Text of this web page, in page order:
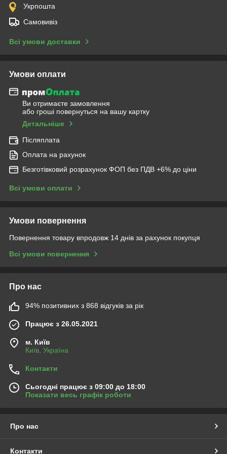
Укрпошта
Самовивіз
Всі умови доставки
Умови оплати
Ви отримаєте замовлення
або гроші повернуться на вашу картку
Детальніше
Післяплата
Оплата на рахунок
Безготівковий розрахунок ФОП без ПДВ +6% до ціни
Всі умови оплати
Умови повернення
Повернення товару впродовж 14 днів за рахунок покупця
Всі умови повернення
Про нас
94% позитивних з 868 відгуків за рік
Працює з 26.05.2021
м. Київ
Київ, Україна
Контакти
Сьогодні працює з 09:00 до 18:00
Показати весь графік роботи
Про нас
Контакти